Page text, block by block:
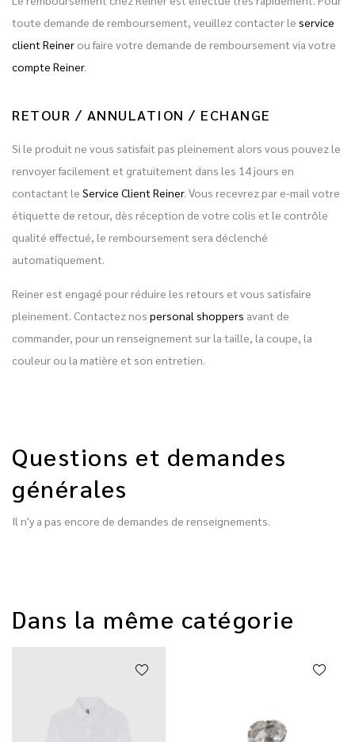
toute demande de remboursement, veuillez contacter le service
client Reiner ou faire votre demande de remboursement via votre
compte Reiner.
RETOUR / ANNULATION / ECHANGE
Si le produit ne vous satisfait pas pleinement alors vous pouvez le
renvoyer facilement et gratuitement dans les 14 jours en
contactant le Service Client Reiner. Vous recevrez par e-mail votre
étiquette de retour, dès réception de votre colis et le contrôle
qualité effectué, le remboursement sera déclenché
automatiquement.
Reiner est engagé pour réduire les retours et vous satisfaire
pleinement. Contactez nos personal shoppers avant de
commander, pour un renseignement sur la taille, la coupe, la
couleur ou la matière et son entretien.
Questions et demandes
générales
Il n'y a pas encore de demandes de renseignements.
Dans la même catégorie